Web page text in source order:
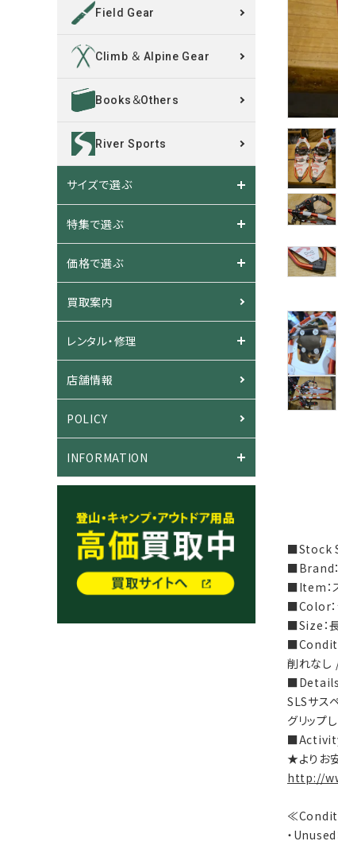
ログイン
■Stock
■Brand
■Item：ス
■Color：
■Size：
削れなし
■Details
SLSサス
グリップ
■Activity
★よりお
http://
・Unused
Field Gear
Climb ＆ Alpine Gear
Books＆Others
River Sports
サイズで選ぶ
特集で選ぶ
価格で選ぶ
買取案内
レンタル・修理
店舗情報
POLICY
INFORMATION